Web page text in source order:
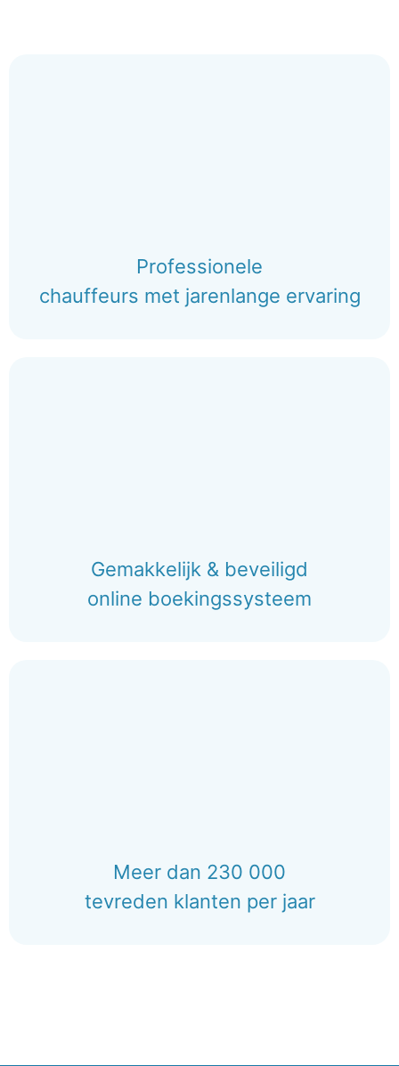
Professionele
chauffeurs met jarenlange ervaring
Gemakkelijk & beveiligd
online boekingssysteem
Meer dan 230 000
tevreden klanten per jaar